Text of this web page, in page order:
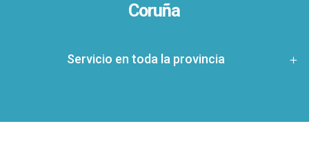
Coruña
Servicio en toda la provincia